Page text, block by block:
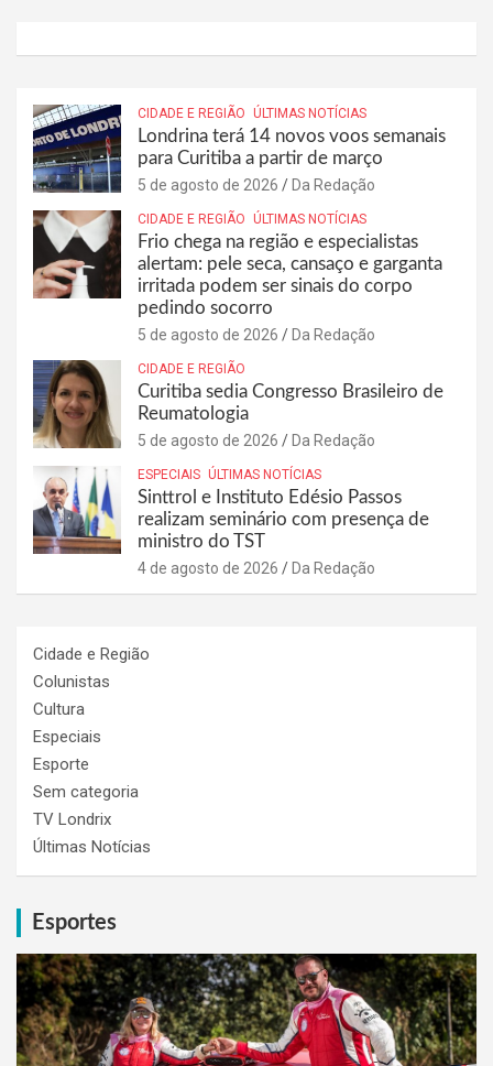
CIDADE E REGIÃO ÚLTIMAS NOTÍCIAS
Londrina terá 14 novos voos semanais
para Curitiba a partir de março
5 de agosto de 2026 Da Redação
CIDADE E REGIÃO ÚLTIMAS NOTÍCIAS
Frio chega na região e especialistas
alertam: pele seca, cansaço e garganta
irritada podem ser sinais do corpo
pedindo socorro
5 de agosto de 2026 Da Redação
CIDADE E REGIÃO
Curitiba sedia Congresso Brasileiro de
Reumatologia
5 de agosto de 2026 Da Redação
ESPECIAIS ÚLTIMAS NOTÍCIAS
Sinttrol e Instituto Edésio Passos
realizam seminário com presença de
ministro do TST
4 de agosto de 2026 Da Redação
Cidade e Região
Colunistas
Cultura
Especiais
Esporte
Sem categoria
TV Londrix
Últimas Notícias
Esportes